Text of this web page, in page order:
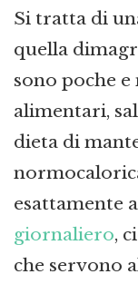
Si tratta di
quella
sono poche
alimentari,
dieta di
esattamente
giornaliero,
che servono